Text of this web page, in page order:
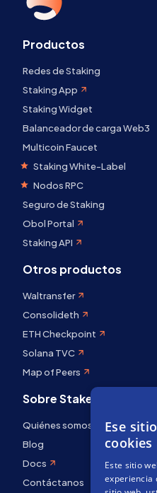
Productos
Redes de Staking
Staking App
Staking Widget
Balanceador de carga Web3
Multicoin Faucet
Staking White-Label
Nodos RPC
Seguro de Staking
Obol Portal
Staking API
Otros productos
Waltransfer
Consolideth
ETH Checkpoint
Solana TVC
Map of Peers
Sobre Stakely
Quiénes somos
Blog
Docs
Contáctanos
Ese
cookies
Este sitio
experiencia